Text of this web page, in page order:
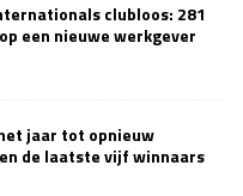
clubloos: 281
een nieuwe werkgever
jaar tot opnieuw
de laatste vijf winnaars